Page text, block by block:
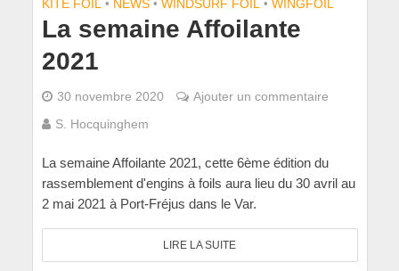
KITE FOIL • NEWS • WINDSURF FOIL • WINGFOIL
La semaine Affoilante
2021
30 novembre 2020
Ajouter un commentaire
S. Hocquinghem
La semaine Affoilante 2021, cette 6ème édition du
rassemblement d'engins à foils aura lieu du 30 avril au
2 mai 2021 à Port-Fréjus dans le Var.
LIRE LA SUITE